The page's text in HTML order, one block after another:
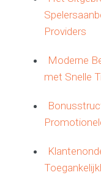
Providers
Moderne
met Snelle